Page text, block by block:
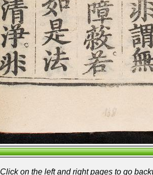
Click on the left and right pages to go